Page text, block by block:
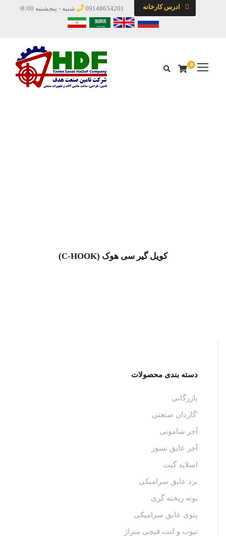
ادرس کارخانه 09148654201 شنبه - پنجشنبه 08:00 - 19:00
0
کویل گیر سی هوک (C-HOOK)
دسته بندی محصولات
بازرگانی
'گاردان صنعتی
آجر شاموتی
آجر عایق نسوز
اسلاید گیت
برد عایق سرامیکی
بوته ریخته گری
پتوی عایق سرامیکی
تیوب و لنت قیچی متراژ